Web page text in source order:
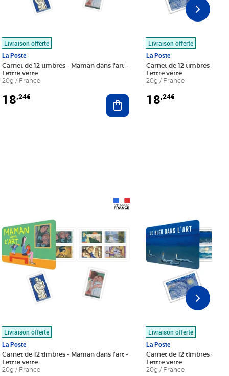
au panier
Livraison offerte
La Poste
Carnet de 12 timbres - Maman dans l'art -
Lettre verte
20g / France
18,24€ Ajouter au panier
Livraison offerte
La Poste
Carnet de 12 timbres - Le
Lettre verte
20g / France
18,24€
Livraison offerte
La Poste
Carnet de 12 timbres - Maman dans l'art -
Lettre verte
20g / France
Livraison offerte
La Poste
Carnet de 12 timbres - Le
Lettre verte
20g / France